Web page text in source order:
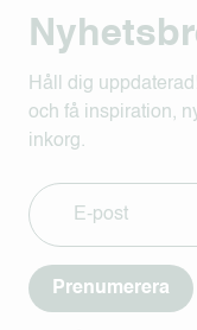
Håll dig
och få inspiration,
inkorg.
Prenumerera